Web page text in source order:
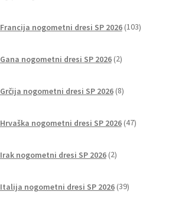
Francija nogometni dresi SP 2026 103izdelki
Gana nogometni dresi SP 2026 2izdelka
Grčija nogometni dresi SP 2026 8izdelkov
Hrvaška nogometni dresi SP 2026 47izdelkov
Irak nogometni dresi SP 2026 2izdelka
Italija nogometni dresi SP 2026 39izdelkov